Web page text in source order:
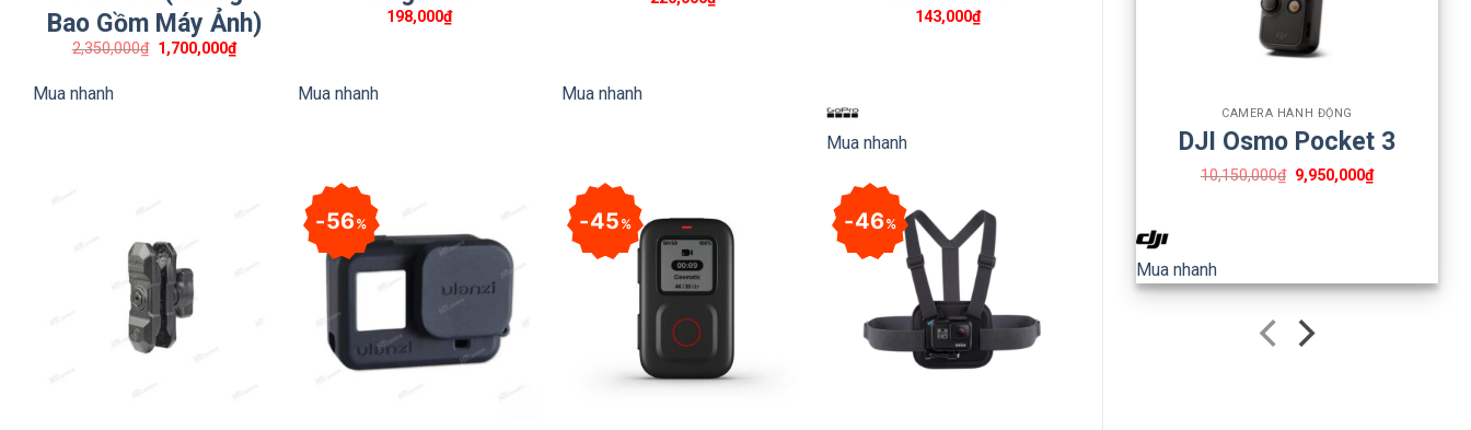
CAMERA HÀNH ĐỘNG
DJI Osmo Pocket 3
10,150,000₫ 9,950,000₫
Mua nhanh
Bao Gồm Máy Ảnh)
2,350,000₫ Giá
1,700,000₫Giá
Mua nhanh
198,000₫
Mua nhanh Mua nhanh
143,000₫
Mua nhanh
56% 45% 46%